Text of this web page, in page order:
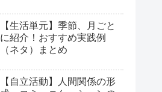
【生活単元】季節、月ごと
に紹介！おすすめ実践例
（ネタ）まとめ
【自立活動】人間関係の形